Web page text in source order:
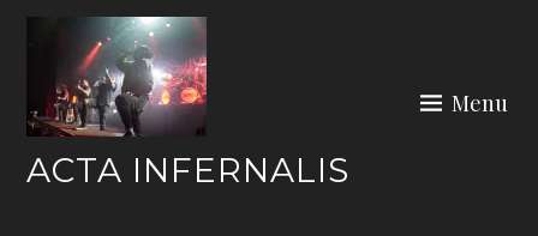
content
ACTA INFERNALIS
Menu